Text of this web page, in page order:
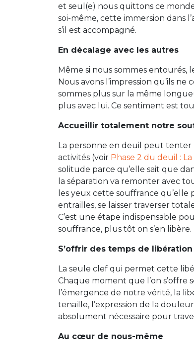
et seul(e) nous quittons ce
soi-même, cette immersion dans
s’il est accompagné.
En décalage avec les autres
Même si nous sommes entourés,
Nous avons l’impression qu’ils
sommes plus sur la même
plus avec lui. Ce sentiment est
Accueillir totalement notre
La personne en deuil peut tenter
activités (voir Phase 2 du deuil :
solitude parce qu’elle sait que
la séparation va remonter avec
les yeux cette souffrance qu’elle
entrailles, se laisser traverser
C’est une étape indispensable
souffrance, plus tôt on s’en libère.
S’offrir des temps de libération
La seule clef qui permet cette
Chaque moment que l’on s’offre
l’émergence de notre vérité, la
tenaille, l’expression de la
absolument nécessaire pour
Au cœur de nous-même